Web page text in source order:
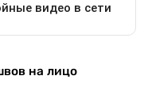
на лицо